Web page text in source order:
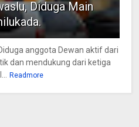
Diduga Main
anggota Dewan aktif dari
dan mendukung dari ketiga
Readmore